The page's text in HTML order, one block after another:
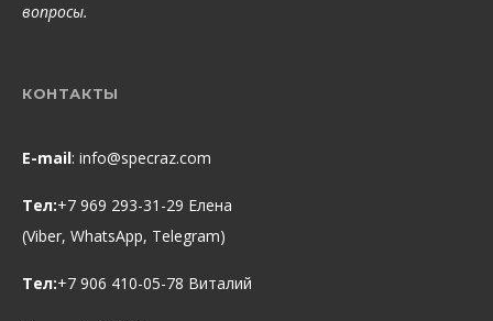
вопросы.
КОНТАКТЫ
E-mail: info@specraz.com
Тел:+7 969 293-31-29 Елена
(Viber, WhatsApp, Telegram)
Тел:+7 906 410-05-78 Виталий